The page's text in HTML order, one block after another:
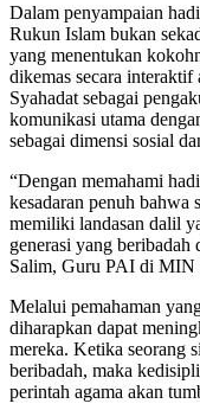
Dalam penyampaian
Rukun Islam bukan
yang menentukan
dikemas secara
Syahadat sebagai
komunikasi utama
sebagai dimensi sosial
“Dengan memahami
kesadaran penuh bahwa
memiliki landasan dalil
generasi yang
Salim, Guru PAI di MIN
Melalui pemahaman
diharapkan dapat
mereka. Ketika seorang
beribadah, maka
perintah agama akan